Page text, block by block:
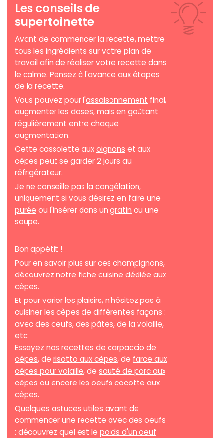
Les conseils de
supertoinette
Avant de commencer la recette, mettre
tous les ingrédients sur votre plan de
travail afin de réaliser votre recette dans
le calme. Pensez à l'avance aux étapes
de la recette.
Vous pouvez pour l'assaisonnement final,
augmenter les doses, mais en goûtant
régulièrement entre chaque
augmentation.
Cette cassolette auxoignons et aux
cèpes peut se garder 2 jours au
réfrigérateur.
Je ne conseille pas la congélation,
uniquement si vous désirez en faire une
purée ou l'insérer dans un gratin ou une
soupe.
Bon appétit !
Pour en savoir plus sur ces champignons,
découvrez notre fiche cuisine dédiée aux
cèpes.
Et pour varier les plaisirs, n'hésitez pas à
cuisiner les cèpes de différentes façons :
avec des oeufs, des pâtes, de la volaille,
etc.
Essayez nos recettes de carpaccio de
cèpes, de risotto aux cèpes, de farce aux
cèpes pour volaille, de sauté de porc aux
cèpes ou encore les oeufs cocotte aux
cèpes.
Quelques astuces utiles avant de
commencer une recette avec des oeufs
: découvrez quel est le poids d'un oeuf